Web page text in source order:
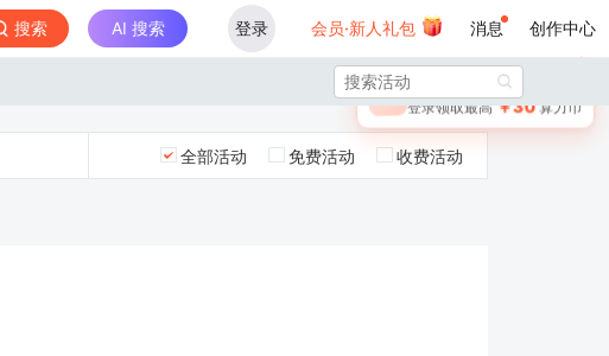
搜索 AI 搜索 登录 会员·新人礼包 消息 创作中心
🎁 未登录
登录领取最高￥30算力币

全部活动 免费活动 收费活动